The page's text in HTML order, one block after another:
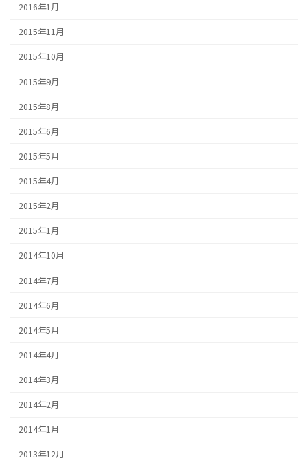
2016年1月
2015年11月
2015年10月
2015年9月
2015年8月
2015年6月
2015年5月
2015年4月
2015年2月
2015年1月
2014年10月
2014年7月
2014年6月
2014年5月
2014年4月
2014年3月
2014年2月
2014年1月
2013年12月